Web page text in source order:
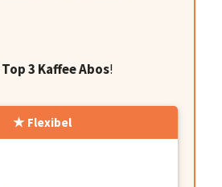
Top 3 Kaffee Abos!
Flexibel